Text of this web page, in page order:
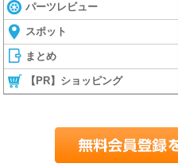
パーツレビュー
スポット
まとめ
【PR】ショッピング